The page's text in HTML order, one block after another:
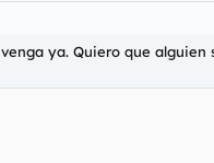
ya. Quiero que